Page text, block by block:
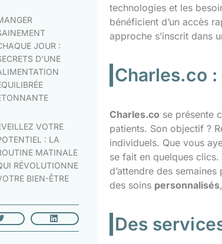
JOUR :
D’UNE
VOTRE
: LA
MATINALE
RÉVOLUTIONNE
BIEN-ÊTRE
technologies et les
bénéficient d’un accès
approche s’inscrit dans
Charles.co
Charles.co se présente
patients. Son objectif ?
individuels. Que vous
se fait en quelques clics.
d’attendre des
des soins personnalisés
Des